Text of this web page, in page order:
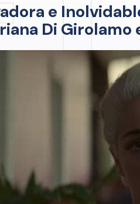
e
Di Girolamo